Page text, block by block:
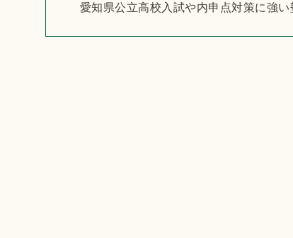
愛知県公立高校入試や内申点対策に強